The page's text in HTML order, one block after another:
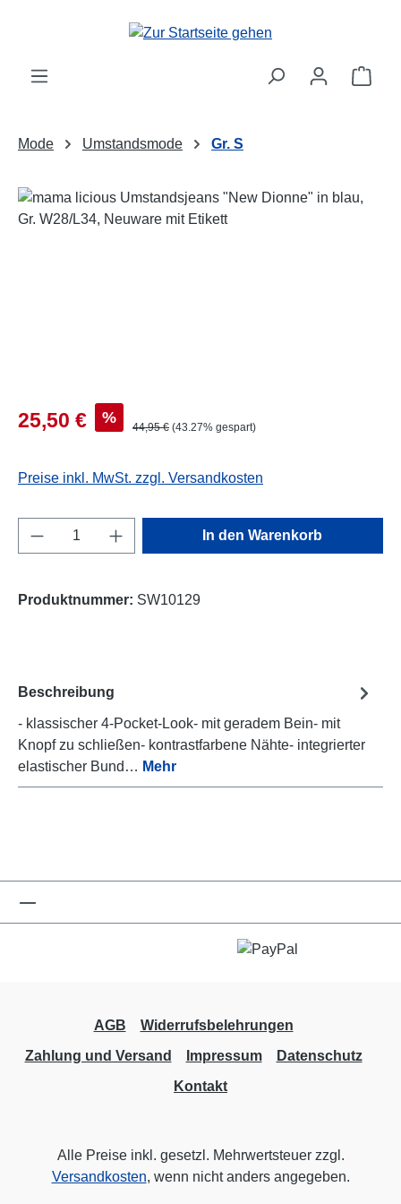
Zum Hauptinhalt springen
Mode Umstandsmode Gr. S
Bildergalerie überspringen
Verkaufspreis:
25,50 € % Regulärer Preis:
44,95 € (43.27% gespart)
Preise inkl. MwSt. zzgl. Versandkosten
Produkt Anzahl: Gib den gewünschten
In den Warenkorb
Produktnummer: SW10129
Beschreibung
- klassischer 4-Pocket-Look- mit geradem Bein- mit
Knopf zu schließen- kontrastfarbene Nähte- integrierter
elastischer Bund… Mehr
AGB
Widerrufsbelehrungen
Zahlung und Versand
Impressum
Datenschutz
Kontakt
Alle Preise inkl. gesetzl. Mehrwertsteuer zzgl.
Versandkosten, wenn nicht anders angegeben.